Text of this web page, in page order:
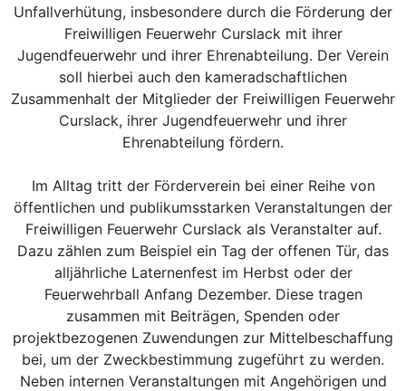
Unfallverhütung, insbesondere durch die Förderung der
Freiwilligen Feuerwehr Curslack mit ihrer
Jugendfeuerwehr und ihrer Ehrenabteilung. Der Verein
soll hierbei auch den kameradschaftlichen
Zusammenhalt der Mitglieder der Freiwilligen Feuerwehr
Curslack, ihrer Jugendfeuerwehr und ihrer
Ehrenabteilung fördern.
Im Alltag tritt der Förderverein bei einer Reihe von
öffentlichen und publikumsstarken Veranstaltungen der
Freiwilligen Feuerwehr Curslack als Veranstalter auf.
Dazu zählen zum Beispiel ein Tag der offenen Tür, das
alljährliche Laternenfest im Herbst oder der
Feuerwehrball Anfang Dezember. Diese tragen
zusammen mit Beiträgen, Spenden oder
projektbezogenen Zuwendungen zur Mittelbeschaffung
bei, um der Zweckbestimmung zugeführt zu werden.
Neben internen Veranstaltungen mit Angehörigen und